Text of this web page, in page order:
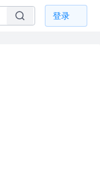
登录